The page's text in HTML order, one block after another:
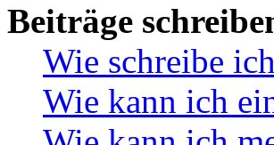
Beiträge
Wie schreibe
Wie kann ich